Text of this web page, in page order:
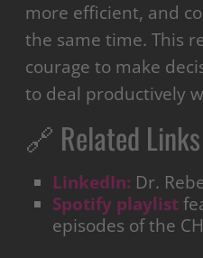
more efficient, and
the same time. This
courage to make
to deal productively
🔗 Related Links
LinkedIn: Dr.
Spotify playlist
episodes of the